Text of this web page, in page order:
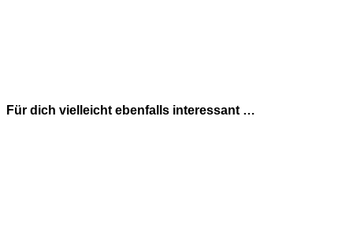
Für dich vielleicht ebenfalls interessant …